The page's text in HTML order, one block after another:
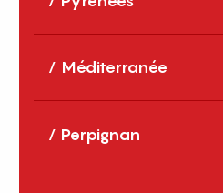
Méditerranée
Perpignan